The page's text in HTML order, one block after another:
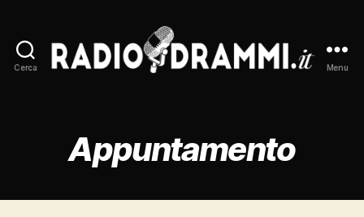
Cerca Menu
Appuntamento